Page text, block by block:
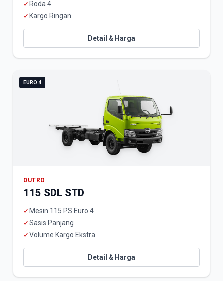
✓ Roda 4
✓ Kargo Ringan
Detail & Harga
EURO 4
DUTRO
115 SDL STD
✓ Mesin 115 PS Euro 4
✓Sasis Panjang
✓Volume Kargo Ekstra
Detail & Harga